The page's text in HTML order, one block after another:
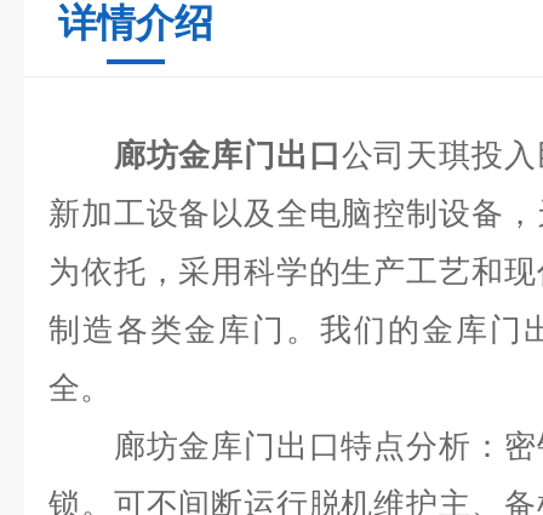
详情介绍
廊坊金库门出口公司天琪投
新加工设备以及全电脑控制设备
为依托，采用科学的生产工艺和
制造各类金库门。我们的金库门
全。
廊坊金库门出口特点分析：密
锁。可不间断运行脱机维护主、